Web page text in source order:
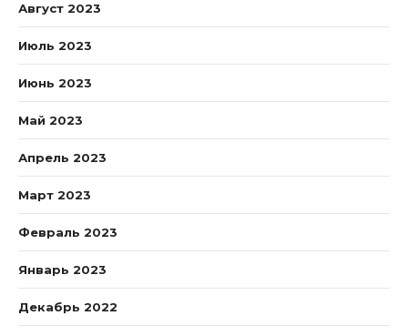
Август 2023
Июль 2023
Июнь 2023
Май 2023
Апрель 2023
Март 2023
Февраль 2023
Январь 2023
Декабрь 2022